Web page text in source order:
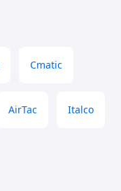
Cmatic
AirTac Italco